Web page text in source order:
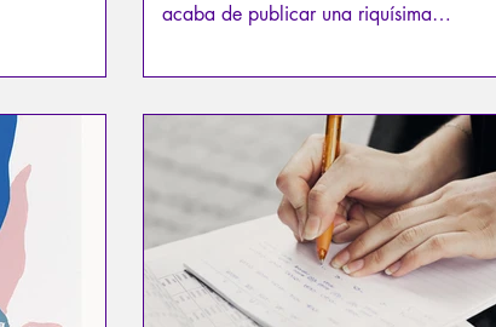
acaba de publicar una riquísima
por Guy Trédaniel. Normalista, filósofa,
psicopatología, colaboradora del
"Antipresse" de nuestro amigo y
colaborador Slobodan Déspot, nadie
estaba mejor situado que Ariane Bilheran
para analizar el actual contexto de repre